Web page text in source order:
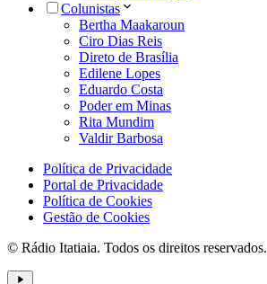
Colunistas
Bertha Maakaroun
Ciro Dias Reis
Direto de Brasília
Edilene Lopes
Eduardo Costa
Poder em Minas
Rita Mundim
Valdir Barbosa
Política de Privacidade
Portal de Privacidade
Política de Cookies
Gestão de Cookies
© Rádio Itatiaia. Todos os direitos reservados.